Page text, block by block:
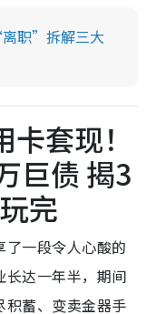
职”拆解三大
套现！
巨债 揭3
完
一段令人心酸的
达一年半，期间
积蓄、变卖金器手